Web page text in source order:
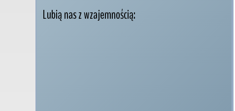
Lubią nas z wzajemnością: